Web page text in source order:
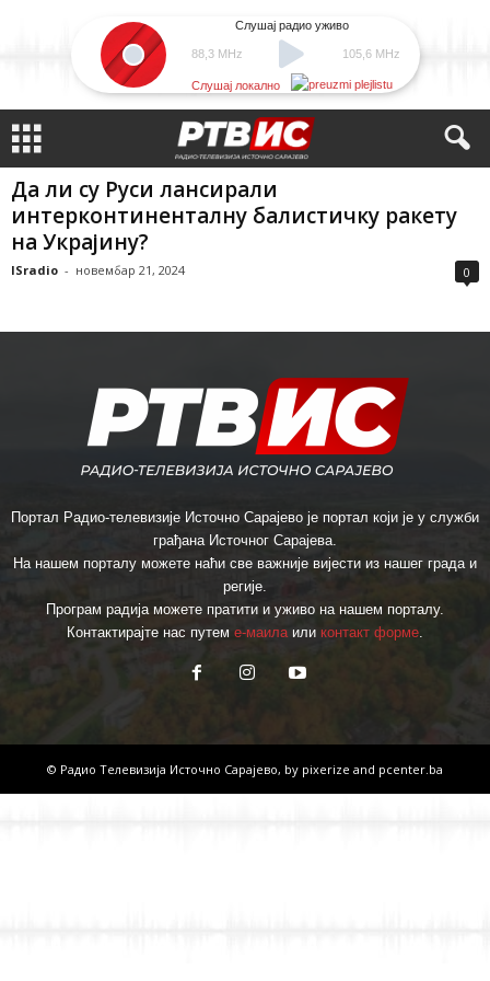
88,3 MHz
Слушај радио уживо
105,6 MHz
Слушај локално
Да ли су Руси лансирали
интерконтиненталну балистичку ракету
на Украјину?
ISradio - новембар 21, 2024 0
Портал Радио-телевизије Источно Сарајево је портал који је у служби
грађана Источног Сарајева.
На нашем порталу можете наћи све важније вијести из нашег града и
регије.
Програм радија можете пратити и уживо на нашем порталу.
Контактирајте нас путем е-маилаили контакт форме.
© Радио Телевизија Источно Сарајево, by pixerize and pcenter.ba